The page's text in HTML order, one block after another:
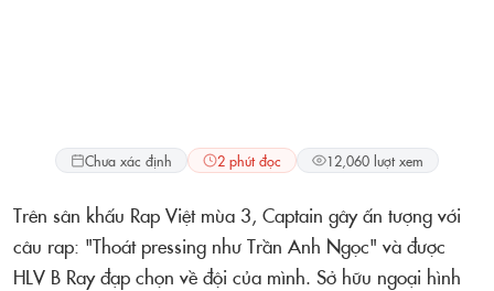
Chưa xác định
2 phút đọc 12,060 lượt xem
Trên sân khấu Rap Việt mùa 3, Captain gây ấn tượng với
câu rap: "Thoát pressing như Trần Anh Ngọc" và được
HLV B Ray đạp chọn về đội của mình. Sở hữu ngoại hình